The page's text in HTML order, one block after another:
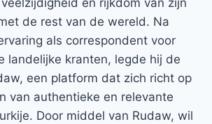
en rijkdom van zijn
de rest van de wereld. Na
als correspondent voor
landelijke kranten, legde hij de
een platform dat zich richt op
van authentieke en relevante
Door middel van Rudaw, wil